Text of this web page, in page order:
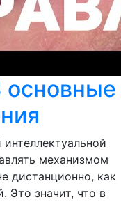
основные
механизмом
дистанционно, как
Это значит, что в